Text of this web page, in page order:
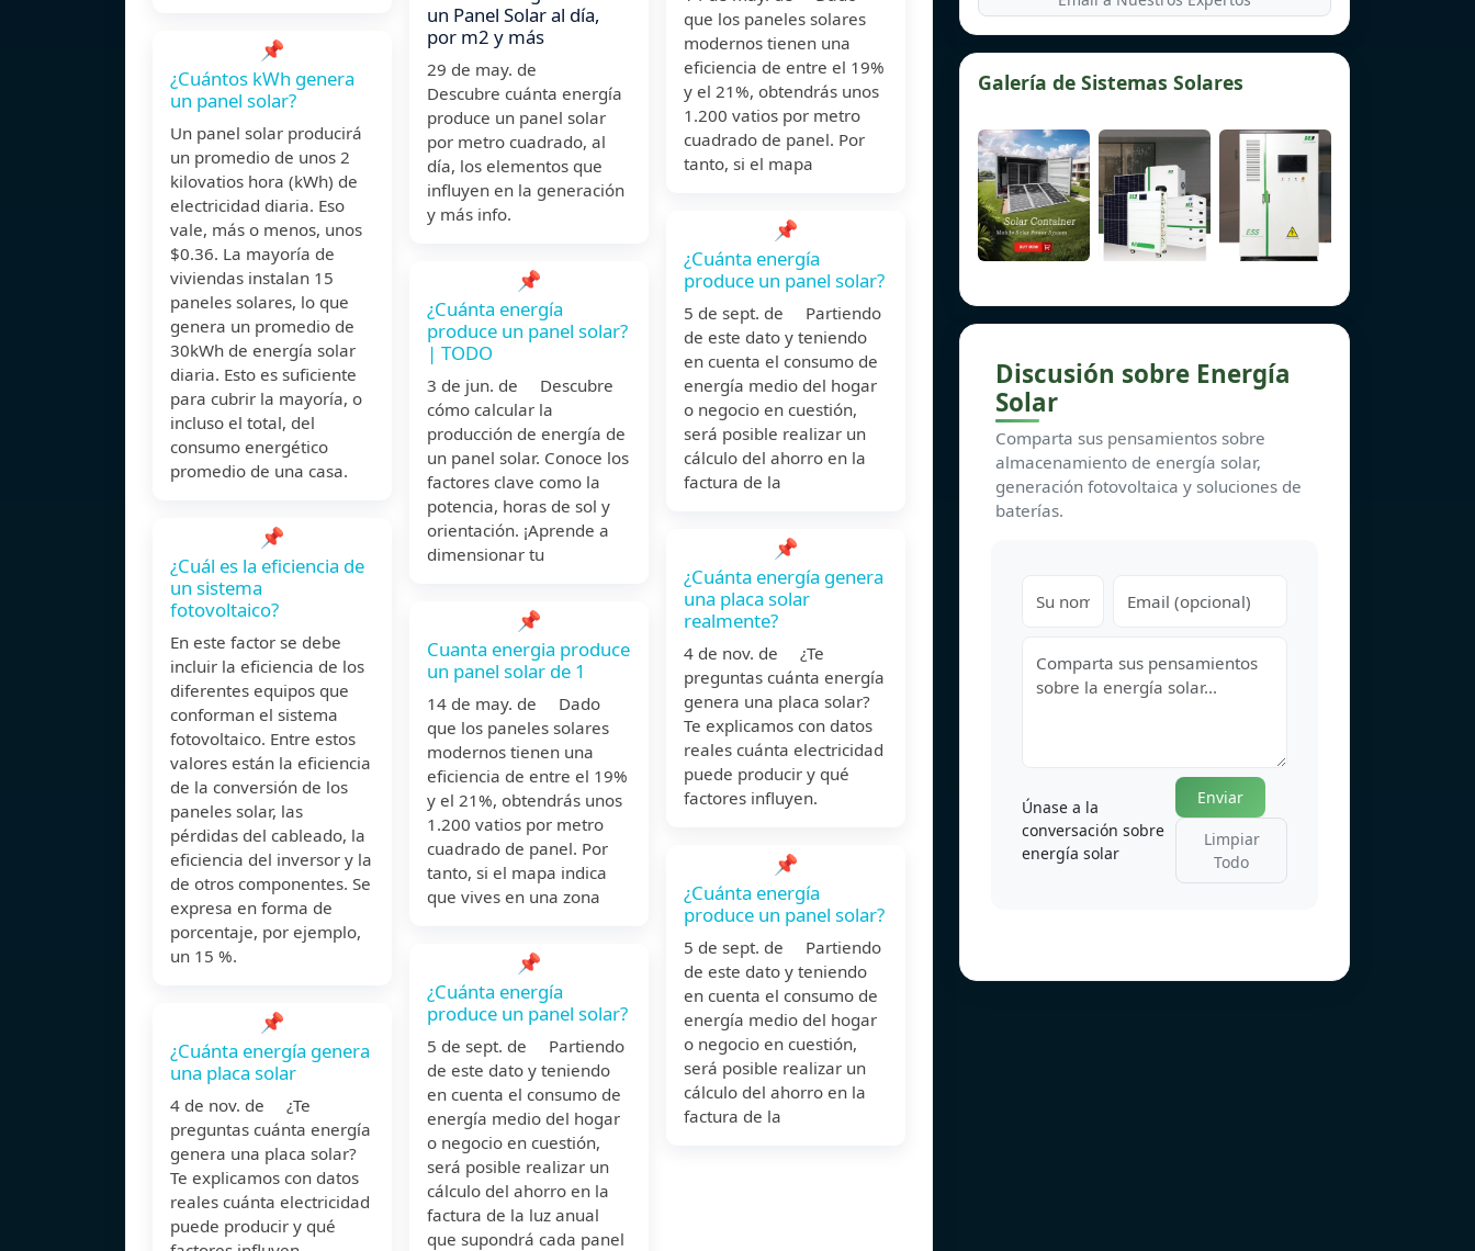
📌
¿Cuántos kWh genera
un panel solar?
Un panel solar producirá
un promedio de unos 2
kilovatios hora (kWh) de
electricidad diaria. Eso
vale, más o menos, unos
$0.36. La mayoría de
viviendas instalan 15
paneles solares, lo que
genera un promedio de
30kWh de energía solar
diaria. Esto es suficiente
para cubrir la mayoría, o
incluso el total, del
consumo energético
promedio de una casa.
📌
¿Cuál es la eficiencia de
un sistema
fotovoltaico?
En este factor se debe
incluir la eficiencia de los
diferentes equipos que
conforman el sistema
fotovoltaico. Entre estos
valores están la eficiencia
de la conversión de los
paneles solar, las
pérdidas del cableado, la
eficiencia del inversor y la
de otros componentes. Se
expresa en forma de
porcentaje, por ejemplo,
un 15 %.
📌
¿Cuánta energía genera
una placa solar
4 de nov. de ¿Te
preguntas cuánta energía
genera una placa solar?
Te explicamos con datos
reales cuánta electricidad
puede producir y qué
un Panel Solar al día,
por m2 y más
29 de may. de
Descubre cuánta energía
produce un panel solar
por metro cuadrado, al
día, los elementos que
influyen en la generación
y más info.
📌
¿Cuánta energía
produce un panel solar?
| TODO
3 de jun. de Descubre
cómo calcular la
producción de energía de
un panel solar. Conoce los
factores clave como la
potencia, horas de sol y
orientación. ¡Aprende a
dimensionar tu
📌
Cuanta energia produce
un panel solar de 1
14 de may. de Dado
que los paneles solares
modernos tienen una
eficiencia de entre el 19%
y el 21%, obtendrás unos
1.200 vatios por metro
cuadrado de panel. Por
tanto, si el mapa indica
que vives en una zona
📌
¿Cuánta energía
produce un panel solar?
5 de sept. de Partiendo
de este dato y teniendo
en cuenta el consumo de
energía medio del hogar
o negocio en cuestión,
será posible realizar un
cálculo del ahorro en la
factura de la luz anual
que supondrá cada panel
que los paneles solares
modernos tienen una
eficiencia de entre el 19%
y el 21%, obtendrás unos
1.200 vatios por metro
cuadrado de panel. Por
tanto, si el mapa
📌
¿Cuánta energía
produce un panel solar?
5 de sept. de Partiendo
de este dato y teniendo
en cuenta el consumo de
energía medio del hogar
o negocio en cuestión,
será posible realizar un
cálculo del ahorro en la
factura de la
📌
¿Cuánta energía genera
una placa solar
realmente?
4 de nov. de ¿Te
preguntas cuánta energía
genera una placa solar?
Te explicamos con datos
reales cuánta electricidad
puede producir y qué
factores influyen.
📌
¿Cuánta energía
produce un panel solar?
5 de sept. de Partiendo
de este dato y teniendo
en cuenta el consumo de
energía medio del hogar
o negocio en cuestión,
será posible realizar un
cálculo del ahorro en la
factura de la
Galería de Sistemas Solares
Discusión sobre Energía
Solar
Comparta sus pensamientos sobre
almacenamiento de energía solar,
generación fotovoltaica y soluciones de
baterías.
Únase a la
conversación sobre
energía solar
Enviar
Limpiar
Todo